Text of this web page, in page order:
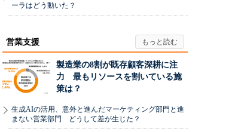
ーラはどう動いた？
営業支援
製造業の8割が既存顧客深耕に注
力 最もリソースを割いている施
策は？
生成AIの活用、意外と進んだマーケティング部門と進
まない営業部門 どうして差が生じた？